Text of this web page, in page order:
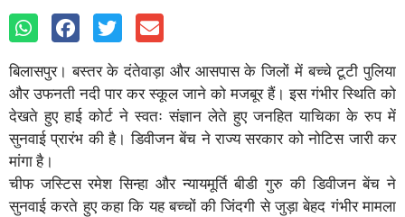
बिलासपुर। बस्तर के दंतेवाड़ा और आसपास के जिलों में बच्चे टूटी पुलिया
और उफनती नदी पार कर स्कूल जाने को मजबूर हैं। इस गंभीर स्थिति को
देखते हुए हाई कोर्ट ने स्वतः संज्ञान लेते हुए जनहित याचिका के रुप में
सुनवाई प्रारंभ की है। डिवीजन बेंच ने राज्य सरकार को नोटिस जारी कर
मांगा है।
चीफ जस्टिस रमेश सिन्हा और न्यायमूर्ति बीडी गुरु की डिवीजन बेंच ने
सुनवाई करते हुए कहा कि यह बच्चों की जिंदगी से जुड़ा बेहद गंभीर मामला